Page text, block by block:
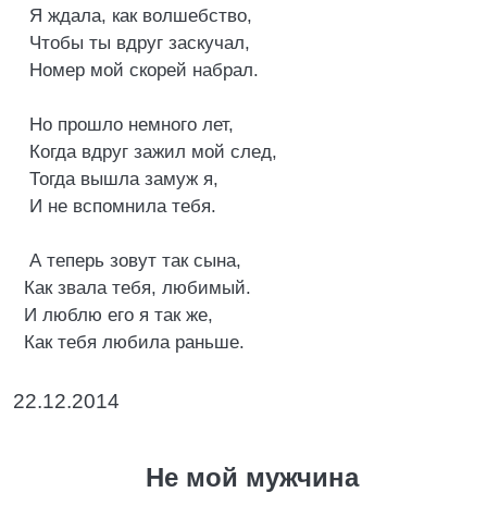
Я ждала, как волшебство,
Чтобы ты вдруг заскучал,
Номер мой скорей набрал.
Но прошло немного лет,
Когда вдруг зажил мой след,
Тогда вышла замуж я,
И не вспомнила тебя.
А теперь зовут так сына,
Как звала тебя, любимый.
И люблю его я так же,
Как тебя любила раньше.
22.12.2014
Не мой мужчина